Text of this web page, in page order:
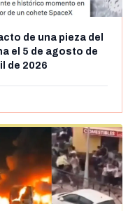
de una pieza del
el 5 de agosto de
de 2026